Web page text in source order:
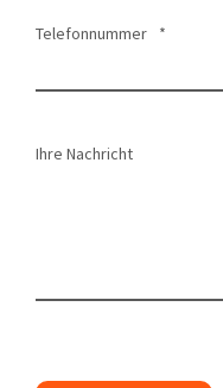
Telefonnummer *
Ihre Nachricht